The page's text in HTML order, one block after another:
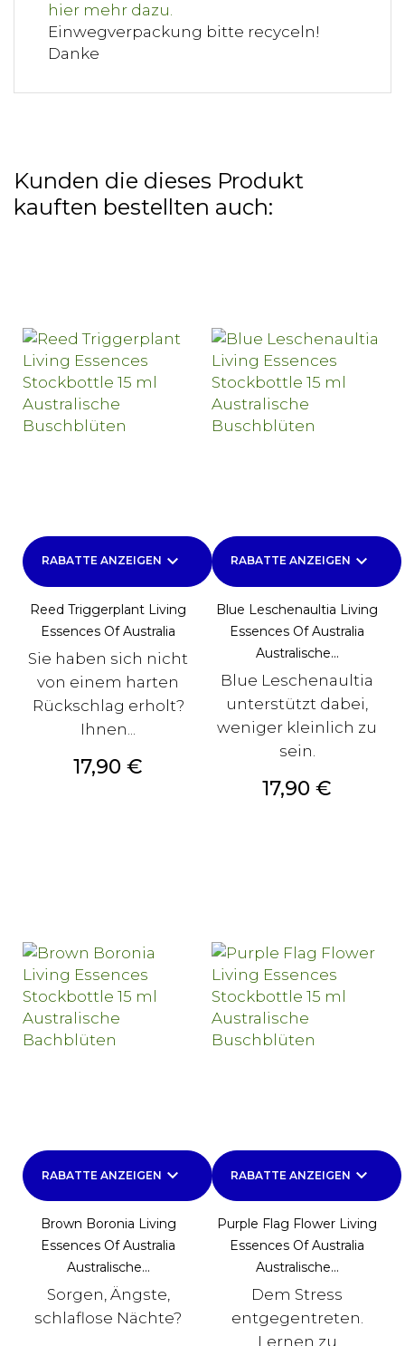
Einwegverpackung bitte recyceln!
Danke
Kunden die dieses Produkt
kauften bestellten auch:
RABATTE ANZEIGEN keyboard_arrow_down
Reed Triggerplant Living
Essences Of Australia
Sie haben sich nicht
von einem harten
Rückschlag erholt?
Ihnen...
Preis
17,90 €
RABATTE ANZEIGEN keyboard_arrow_down
Blue Leschenaultia Living
Essences Of Australia
Australische...
Blue Leschenaultia
unterstützt dabei,
weniger kleinlich zu
sein.
Preis
17,90 €
RABATTE ANZEIGEN keyboard_arrow_down
Brown Boronia Living
Essences Of Australia
Australische...
Sorgen, Ängste,
schlaflose Nächte?
RABATTE ANZEIGEN keyboard_arrow_down
Purple Flag Flower Living
Essences Of Australia
Australische...
Dem Stress
entgegentreten.
Lernen zu